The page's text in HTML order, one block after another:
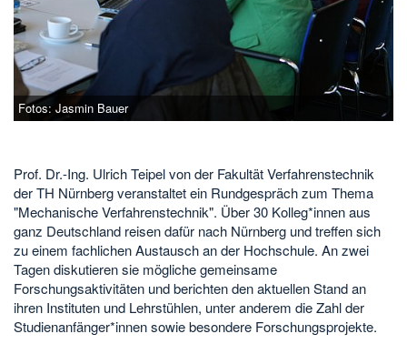
Fotos: Jasmin Bauer
Prof. Dr.-Ing. Ulrich Teipel von der Fakultät Verfahrenstechnik
der TH Nürnberg veranstaltet ein Rundgespräch zum Thema
"Mechanische Verfahrenstechnik". Über 30 Kolleg*innen aus
ganz Deutschland reisen dafür nach Nürnberg und treffen sich
zu einem fachlichen Austausch an der Hochschule. An zwei
Tagen diskutieren sie mögliche gemeinsame
Forschungsaktivitäten und berichten den aktuellen Stand an
ihren Instituten und Lehrstühlen, unter anderem die Zahl der
Studienanfänger*innen sowie besondere Forschungsprojekte.